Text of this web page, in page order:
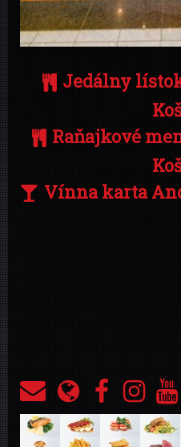
Jedálny
Raňajkové
Vínna karta